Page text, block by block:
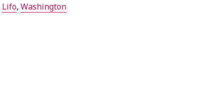
Lifo, Washington